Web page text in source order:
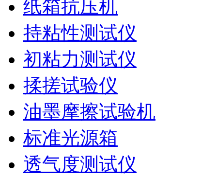
纸箱抗压机
持粘性测试仪
初粘力测试仪
揉搓试验仪
油墨摩擦试验机
标准光源箱
透气度测试仪